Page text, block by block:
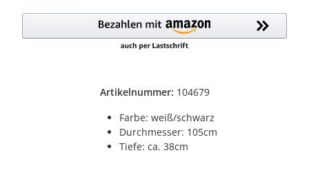
Artikelnummer: 104679
Farbe: weiß/schwarz
Durchmesser: 105cm
Tiefe: ca. 38cm